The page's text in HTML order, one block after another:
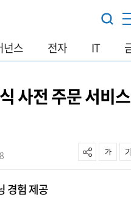
넌스 전자 IT
사전 주문 서비스
경험 제공